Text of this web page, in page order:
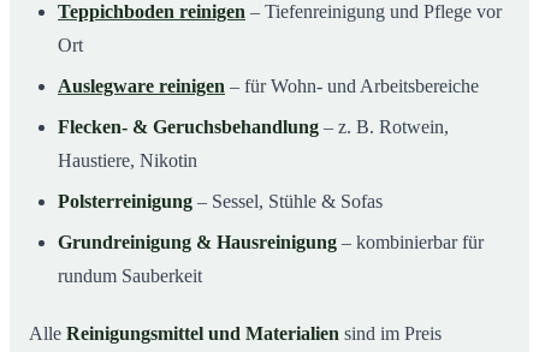
Teppichboden reinigen – Tiefenreinigung und Pflege vor
Ort
Auslegware reinigen – für Wohn- und Arbeitsbereiche
Flecken- & Geruchsbehandlung – z. B. Rotwein,
Haustiere, Nikotin
Polsterreinigung – Sessel, Stühle & Sofas
Grundreinigung & Hausreinigung – kombinierbar für
rundum Sauberkeit
Alle Reinigungsmittel und Materialien sind im Preis